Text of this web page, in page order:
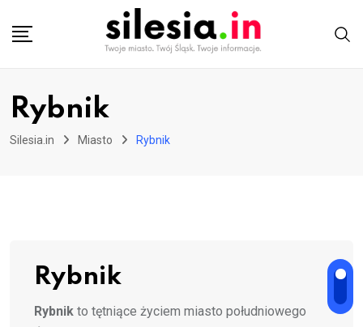
Rybnik
Silesia.in Miasto Rybnik
Rybnik
Rybnik to tętniące życiem miasto południowego